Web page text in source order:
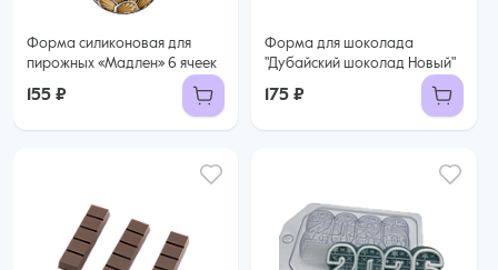
Форма силиконовая для
пирожных «Мадлен» 6 ячеек
155 ₽
Форма для шоколада
"Дубайский шоколад Новый"
175 ₽